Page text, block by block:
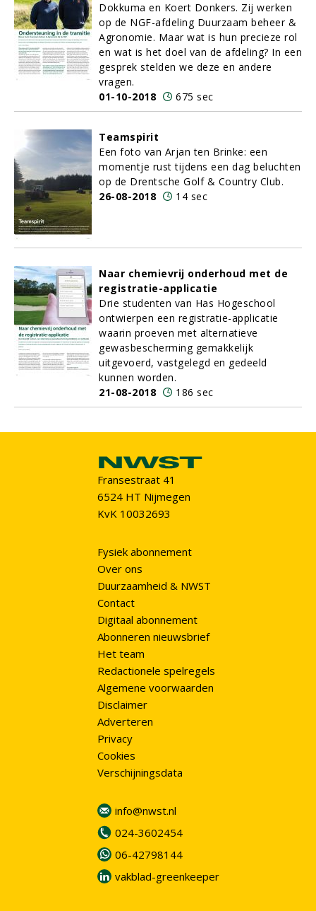
Dokkuma en Koert Donkers. Zij werken
op de NGF-afdeling Duurzaam beheer &
Agronomie. Maar wat is hun precieze rol
en wat is het doel van de afdeling? In een
gesprek stelden we deze en andere
vragen.
01-10-2018
675 sec
Teamspirit
Een foto van Arjan ten Brinke: een
momentje rust tijdens een dag beluchten
op de Drentsche Golf & Country Club.
26-08-2018
14 sec
Naar chemievrij onderhoud met de
registratie-applicatie
Drie studenten van Has Hogeschool
ontwierpen een registratie-applicatie
waarin proeven met alternatieve
gewasbescherming gemakkelijk
uitgevoerd, vastgelegd en gedeeld
kunnen worden.
21-08-2018
186 sec
Fransestraat 41
6524 HT Nijmegen
KvK 10032693
Fysiek abonnement
Over ons
Duurzaamheid & NWST
Contact
Digitaal abonnement
Abonneren nieuwsbrief
Het team
Redactionele spelregels
Algemene voorwaarden
Disclaimer
Adverteren
Privacy
Cookies
Verschijningsdata
info@nwst.nl
024-3602454
06-42798144
vakblad-greenkeeper